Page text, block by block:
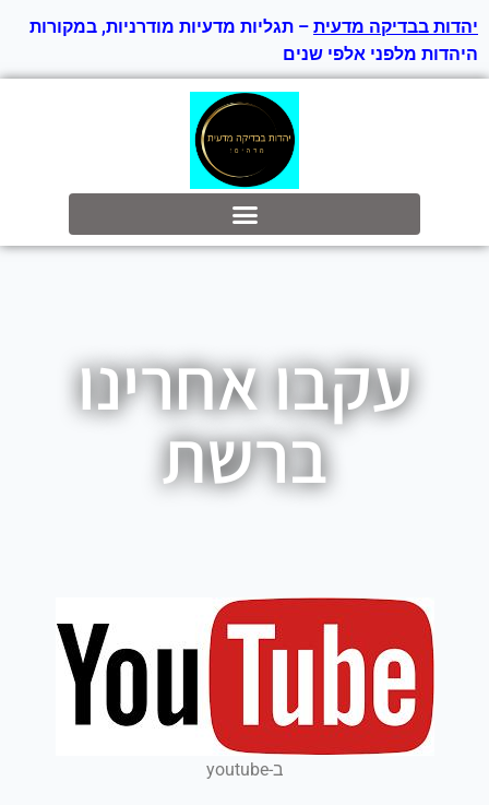
יהדות בבדיקה מדעית – תגליות מדעיות מודרניות, במקורות
היהדות מלפני אלפי שנים
בס״ד
עקבו אחרינו
ברשת
ב-youtube